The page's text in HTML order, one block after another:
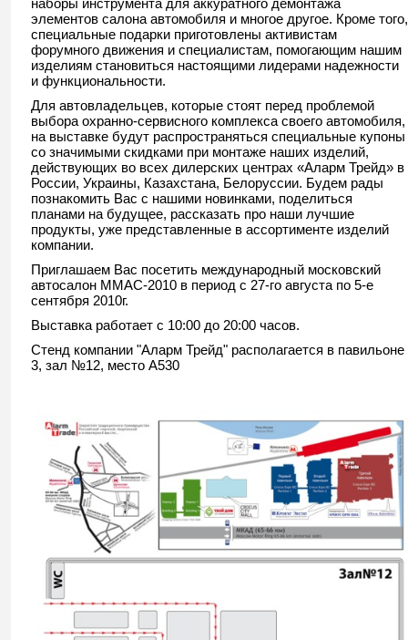
наборы инструмента для аккуратного демонтажа
элементов салона автомобиля и многое другое. Кроме того,
специальные подарки приготовлены активистам
форумного движения и специалистам, помогающим нашим
изделиям становиться настоящими лидерами надежности
и функциональности.
Для автовладельцев, которые стоят перед проблемой
выбора охранно-сервисного комплекса своего автомобиля,
на выставке будут распространяться специальные купоны
со значимыми скидками при монтаже наших изделий,
действующих во всех дилерских центрах «Аларм Трейд» в
России, Украины, Казахстана, Белоруссии. Будем рады
познакомить Вас с нашими новинками, поделиться
планами на будущее, рассказать про наши лучшие
продукты, уже представленные в ассортименте изделий
компании.
Приглашаем Вас посетить международный московский
автосалон ММАС-2010 в период с 27-го августа по 5-е
сентября 2010г.
Выставка работает с 10:00 до 20:00 часов.
Стенд компании "Аларм Трейд" располагается в павильоне
3, зал №12, место А530